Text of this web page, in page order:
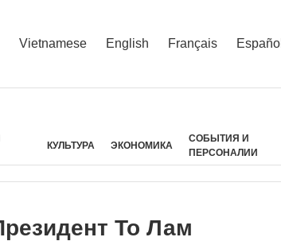
Vietnamese English Français Español
КУЛЬТУРА ЭКОНОМИКА
СОБЫТИЯ И
ПЕРСОНАЛИИ
То Лам